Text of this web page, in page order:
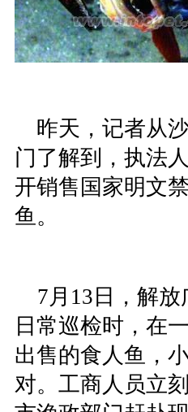
昨天，记者从
门了解到，执法
开销售国家明文
鱼。
7月13日，解放
日常巡检时，在
出售的食人鱼，
对。工商人员立